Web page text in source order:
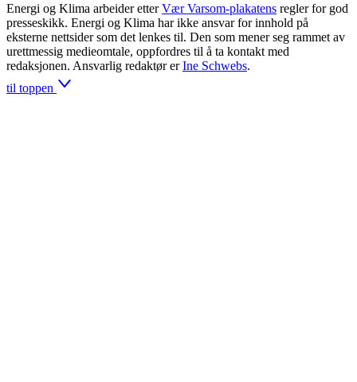
Energi og Klima arbeider etter Vær Varsom-plakatens regler for god
presseskikk. Energi og Klima har ikke ansvar for innhold på
eksterne nettsider som det lenkes til. Den som mener seg rammet av
urettmessig medieomtale, oppfordres til å ta kontakt med
redaksjonen. Ansvarlig redaktør er Ine Schwebs.
til toppen